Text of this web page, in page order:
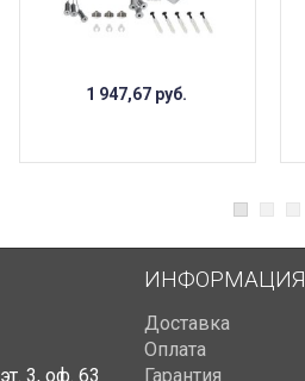
1 947,67 руб.
эт. 3, оф. 63
ИНФОРМАЦИЯ
Доставка
Оплата
Гарантия